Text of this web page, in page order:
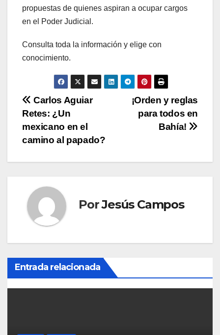
propuestas de quienes aspiran a ocupar cargos
en el Poder Judicial.
Consulta toda la información y elige con
conocimiento.
N
a
v
e
a
i
ó
n
¡Orden y reglas
para todos en
Bahía!
Carlos Aguiar
Retes: ¿Un
mexicano en el
camino al papado?
PorJesús Campos
Entrada relacionada